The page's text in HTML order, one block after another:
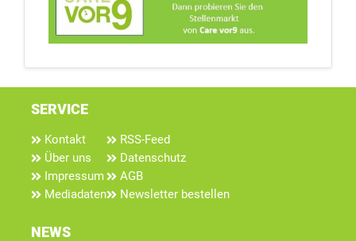
SERVICE
Kontakt
Über uns
Impressum
Mediadaten
RSS-Feed
Datenschutz
AGB
Newsletter bestellen
NEWS